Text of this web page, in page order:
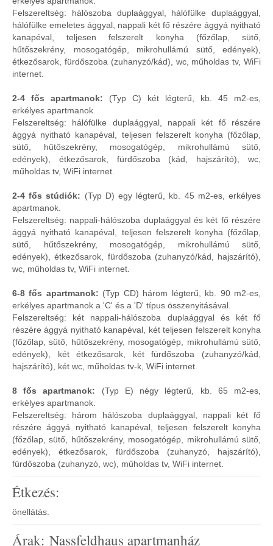
Felszereltség: hálószoba duplaággyal, hálófülke duplaággyal,
hálófülke emeletes ággyal, nappali két fő részére ággyá nyitható
kanapéval, teljesen felszerelt konyha (főzőlap, sütő,
hűtőszekrény, mosogatógép, mikrohullámú sütő, edények),
étkezősarok, fürdőszoba (zuhanyzó/kád), wc, műholdas tv, WiFi
internet.
2-4 fős apartmanok: (Typ C) két légterű, kb. 45 m2-es,
erkélyes apartmanok.
Felszereltség: hálófülke duplaággyal, nappali két fő részére
ággyá nyitható kanapéval, teljesen felszerelt konyha (főzőlap,
sütő, hűtőszekrény, mosogatógép, mikrohullámú sütő,
edények), étkezősarok, fürdőszoba (kád, hajszárító), wc,
műholdas tv, WiFi internet.
2-4 fős stúdiók: (Typ D) egy légterű, kb. 45 m2-es, erkélyes
apartmanok.
Felszereltség: nappali-hálószoba duplaággyal és két fő részére
ággyá nyitható kanapéval, teljesen felszerelt konyha (főzőlap,
sütő, hűtőszekrény, mosogatógép, mikrohullámú sütő,
edények), étkezősarok, fürdőszoba (zuhanyzó/kád, hajszárító),
wc, műholdas tv, WiFi internet.
6-8 fős apartmanok: (Typ CD) három légterű, kb. 90 m2-es,
erkélyes apartmanok a 'C' és a 'D' típus összenyitásával.
Felszereltség: két nappali-hálószoba duplaággyal és két fő
részére ággyá nyitható kanapéval, két teljesen felszerelt konyha
(főzőlap, sütő, hűtőszekrény, mosogatógép, mikrohullámú sütő,
edények), két étkezősarok, két fürdőszoba (zuhanyzó/kád,
hajszárító), két wc, műholdas tv-k, WiFi internet.
8 fős apartmanok: (Typ E) négy légterű, kb. 65 m2-es,
erkélyes apartmanok.
Felszereltség: három hálószoba duplaággyal, nappali két fő
részére ággyá nyitható kanapéval, teljesen felszerelt konyha
(főzőlap, sütő, hűtőszekrény, mosogatógép, mikrohullámú sütő,
edények), étkezősarok, fürdőszoba (zuhanyzó, hajszárító),
fürdőszoba (zuhanyzó, wc), műholdas tv, WiFi internet.
Étkezés:
önellátás.
Árak: Nassfeldhaus apartmanház